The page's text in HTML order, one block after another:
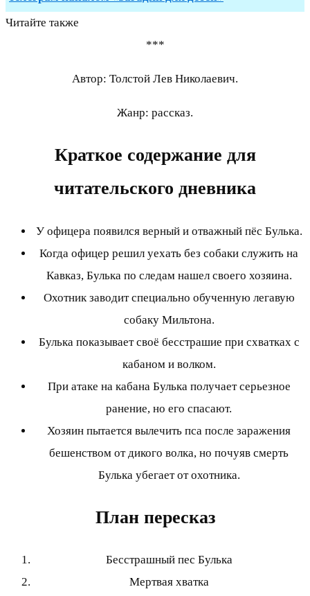
Читайте также
***
Автор: Толстой Лев Николаевич.
Жанр: рассказ.
Краткое содержание для
читательского дневника
У офицера появился верный и отважный пёс Булька.
Когда офицер решил уехать без собаки служить на
Кавказ, Булька по следам нашел своего хозяина.
Охотник заводит специально обученную легавую
собаку Мильтона.
Булька показывает своё бесстрашие при схватках с
кабаном и волком.
При атаке на кабана Булька получает серьезное
ранение, но его спасают.
Хозяин пытается вылечить пса после заражения
бешенством от дикого волка, но почуяв смерть
Булька убегает от охотника.
План пересказ
Бесстрашный пес Булька
Мертвая хватка